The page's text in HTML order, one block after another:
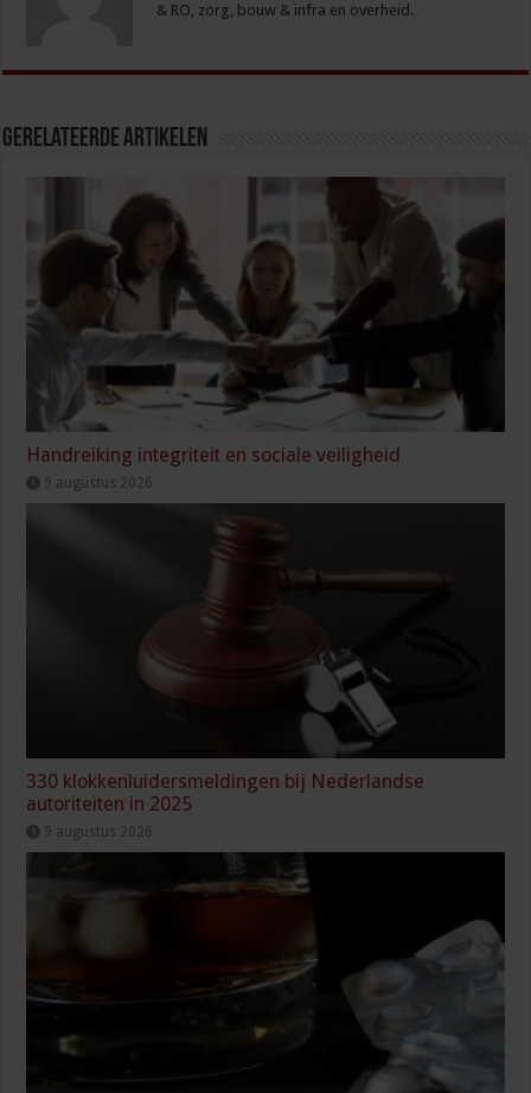
& RO, zorg, bouw & infra en overheid.
Gerelateerde Artikelen
Handreiking integriteit en sociale veiligheid
9 augustus 2026
330 klokkenluidersmeldingen bij Nederlandse
autoriteiten in 2025
9 augustus 2026